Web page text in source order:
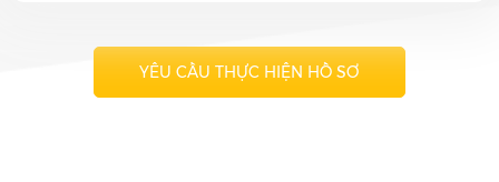
YÊU CẦU THỰC HIỆN HỒ SƠ